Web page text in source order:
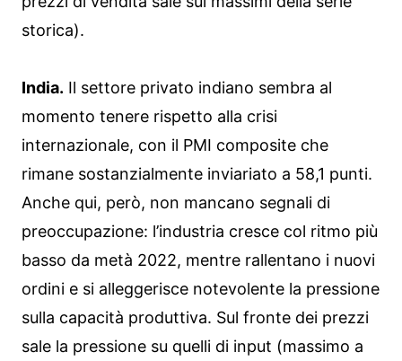
storica).
India. Il settore privato indiano sembra al
momento tenere rispetto alla crisi
internazionale, con il PMI composite che
rimane sostanzialmente inviariato a 58,1 punti.
Anche qui, però, non mancano segnali di
preoccupazione: l’industria cresce col ritmo più
basso da metà 2022, mentre rallentano i nuovi
ordini e si alleggerisce notevolente la pressione
sulla capacità produttiva. Sul fronte dei prezzi
sale la pressione su quelli di input (massimo a